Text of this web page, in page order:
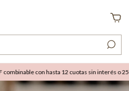
con hasta 12 cuotas sin interés o